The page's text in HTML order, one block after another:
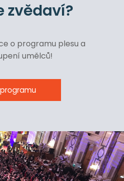
zvědaví?
o programu plesu a
umělců!